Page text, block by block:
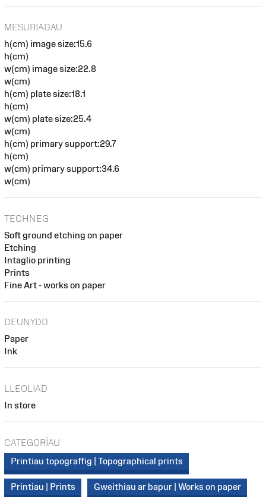
MESURIADAU
h(cm) image size:15.6
h(cm)
w(cm) image size:22.8
w(cm)
h(cm) plate size:18.1
h(cm)
w(cm) plate size:25.4
w(cm)
h(cm) primary support:29.7
h(cm)
w(cm) primary support:34.6
w(cm)
TECHNEG
Soft ground etching on paper
Etching
Intaglio printing
Prints
Fine Art - works on paper
DEUNYDD
Paper
Ink
LLEOLIAD
In store
CATEGORÏAU
Printiau topograffig | Topographical prints
Printiau | Prints Gweithiau ar bapur | Works on paper